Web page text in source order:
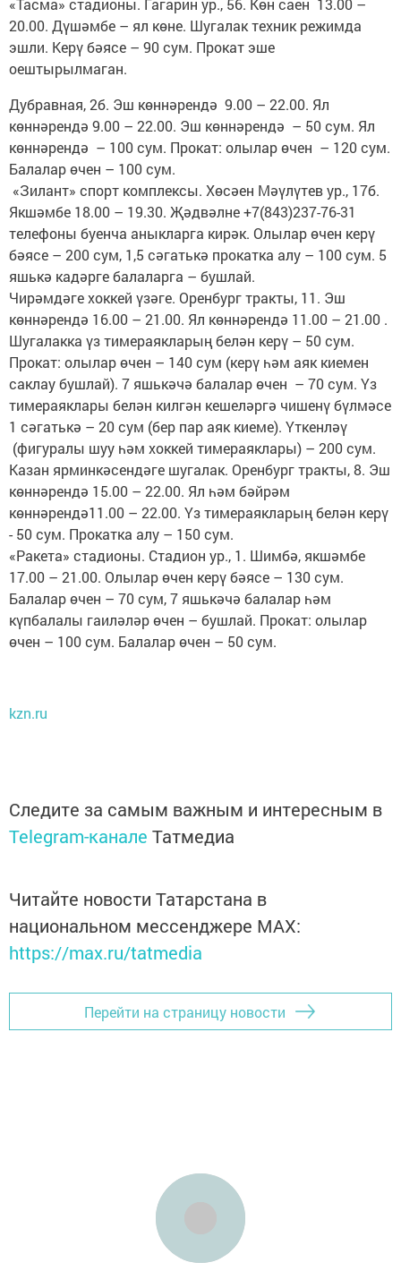
«Тасма» стадионы. Гагарин ур., 56. Көн саен 13.00 –
20.00. Дүшәмбе – ял көне. Шугалак техник режимда
эшли. Керү бәясе – 90 сум. Прокат эше
оештырылмаган.
Дубравная, 2б. Эш көннәрендә 9.00 – 22.00. Ял
көннәрендә 9.00 – 22.00. Эш көннәрендә – 50 сум. Ял
көннәрендә – 100 сум. Прокат: олылар өчен – 120 сум.
Балалар өчен – 100 сум.
«Зилант» спорт комплексы. Хөсәен Мәүлүтев ур., 17б.
Якшәмбе 18.00 – 19.30. Җәдвәлне +7(843)237-76-31
телефоны буенча аныкларга кирәк. Олылар өчен керү
бәясе – 200 сум, 1,5 сәгатькә прокатка алу – 100 сум. 5
яшькә кадәрге балаларга – бушлай.
Чирәмдәге хоккей үзәге. Оренбург тракты, 11. Эш
көннәрендә 16.00 – 21.00. Ял көннәрендә 11.00 – 21.00 .
Шугалакка үз тимераякларың белән керү – 50 сум.
Прокат: олылар өчен – 140 сум (керү һәм аяк киемен
саклау бушлай). 7 яшькәчә балалар өчен – 70 сум. Үз
тимераяклары белән килгән кешеләргә чишенү бүлмәсе
1 сәгатькә – 20 сум (бер пар аяк киеме). Үткенләү
(фигуралы шуу һәм хоккей тимераяклары) – 200 сум.
Казан ярминкәсендәге шугалак. Оренбург тракты, 8. Эш
көннәрендә 15.00 – 22.00. Ял һәм бәйрәм
көннәрендә11.00 – 22.00. Үз тимераякларың белән керү
- 50 сум. Прокатка алу – 150 сум.
«Ракета» стадионы. Стадион ур., 1. Шимбә, якшәмбе
17.00 – 21.00. Олылар өчен керү бәясе – 130 сум.
Балалар өчен – 70 сум, 7 яшькәчә балалар һәм
күпбалалы гаиләләр өчен – бушлай. Прокат: олылар
өчен – 100 сум. Балалар өчен – 50 сум.
kzn.ru
Следите за самым важным и интересным в
Telegram-канале Татмедиа
Читайте новости Татарстана в
национальном мессенджере MАХ:
https://max.ru/tatmedia
Перейти на страницу новости